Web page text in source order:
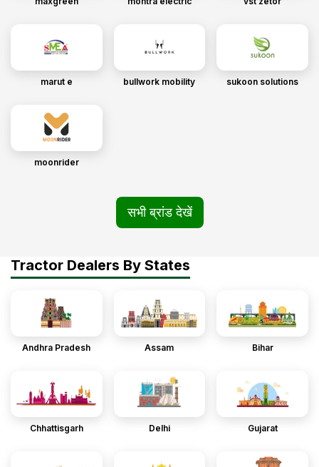
marut e bullwork mobility sukoon solutions
moonrider
सभी ब्रांड देखें
Tractor Dealers By States
Andhra Pradesh Assam Bihar
Chhattisgarh Delhi Gujarat